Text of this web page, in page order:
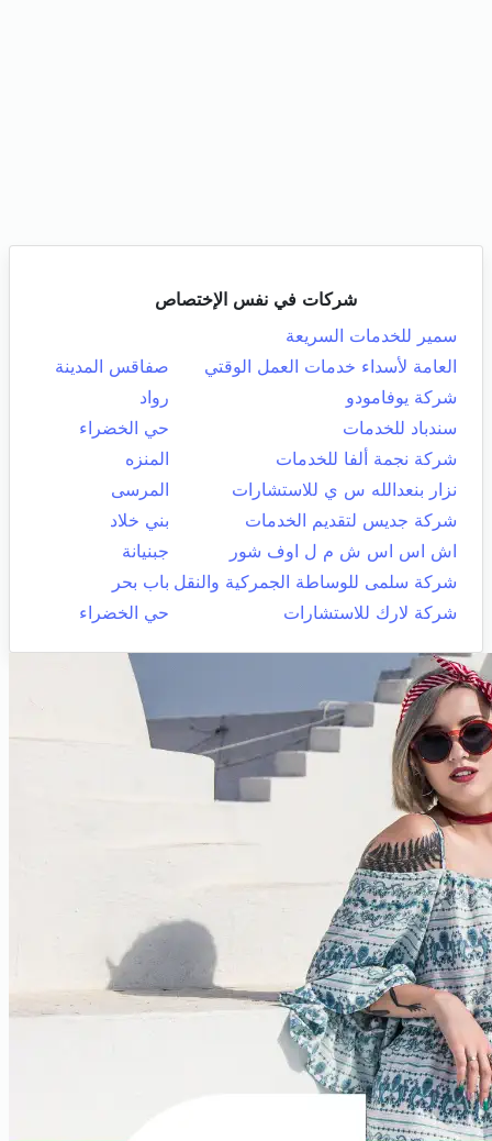
شركات في نفس الإختصاص
سمير للخدمات السريعة
العامة لأسداء خدمات العمل الوقتي
صفاقس المدينة
شركة يوفامودو
رواد
سندباد للخدمات
حي الخضراء
شركة نجمة ألفا للخدمات
المنزه
نزار بنعدالله س ي للاستشارات
المرسى
شركة جديس لتقديم الخدمات
بني خلاد
اش اس اس ش م ل اوف شور
جبنيانة
شركة سلمى للوساطة الجمركية والنقل باب بحر
شركة لارك للاستشارات
حي الخضراء